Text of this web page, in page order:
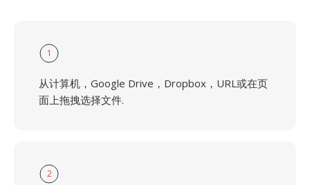
1
从计算机，Google Drive，Dropbox，URL或在页
面上拖拽选择文件.
2